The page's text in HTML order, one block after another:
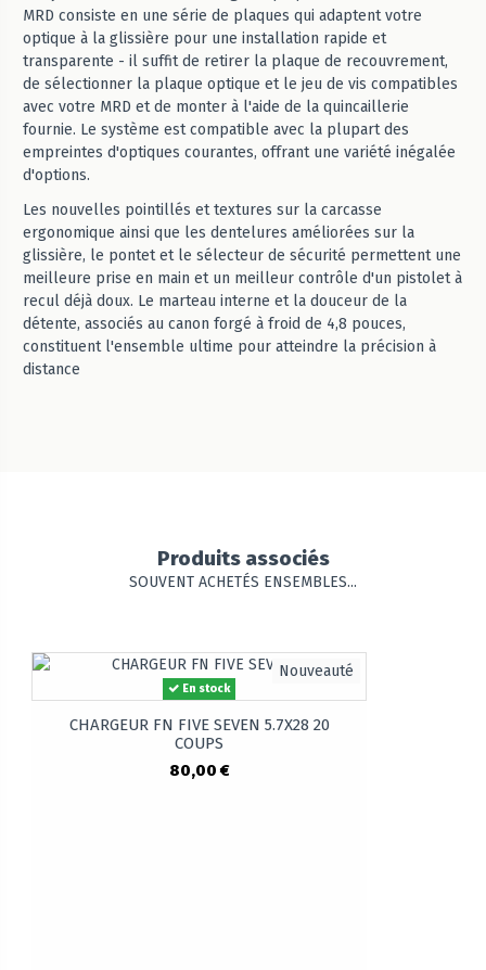
MRD consiste en une série de plaques qui adaptent votre
optique à la glissière pour une installation rapide et
transparente - il suffit de retirer la plaque de recouvrement,
de sélectionner la plaque optique et le jeu de vis compatibles
avec votre MRD et de monter à l'aide de la quincaillerie
fournie. Le système est compatible avec la plupart des
empreintes d'optiques courantes, offrant une variété inégalée
d'options.
Les nouvelles pointillés et textures sur la carcasse
ergonomique ainsi que les dentelures améliorées sur la
glissière, le pontet et le sélecteur de sécurité permettent une
meilleure prise en main et un meilleur contrôle d'un pistolet à
recul déjà doux. Le marteau interne et la douceur de la
détente, associés au canon forgé à froid de 4,8 pouces,
constituent l'ensemble ultime pour atteindre la précision à
distance
Produits associés
SOUVENT ACHETÉS ENSEMBLES...
Nouveauté
En stock
CHARGEUR FN FIVE SEVEN 5.7X28 20
COUPS
80,00 €